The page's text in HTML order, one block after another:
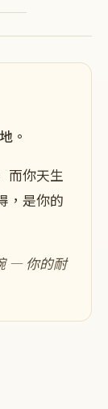
。
而你天生
，是你的
— 你的耐